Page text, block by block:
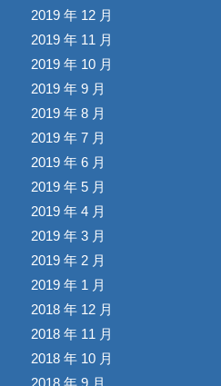
2019 年 12 月
2019 年 11 月
2019 年 10 月
2019 年 9 月
2019 年 8 月
2019 年 7 月
2019 年 6 月
2019 年 5 月
2019 年 4 月
2019 年 3 月
2019 年 2 月
2019 年 1 月
2018 年 12 月
2018 年 11 月
2018 年 10 月
2018 年 9 月